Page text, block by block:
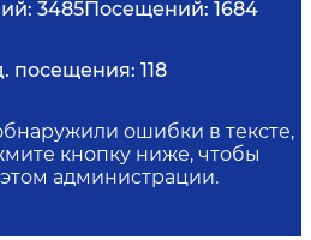
3485Посещений: 1684
посещения: 118
ошибки в тексте,
кнопку ниже, чтобы
администрации.